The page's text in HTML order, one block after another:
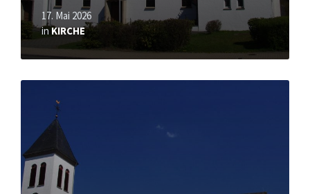
17. Mai 2026
inKIRCHE
Mehr
erfahren